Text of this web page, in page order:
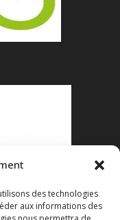
des technologies
aux informations des